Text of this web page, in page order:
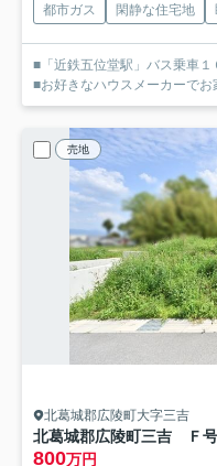
都市ガス 閑静な住宅地
■「近鉄五位堂駅」バス乗車１
■お好きなハウスメーカーでお
売地
北葛城郡広陵町大字三吉
北葛城郡広陵町三吉 Ｆ
800万円